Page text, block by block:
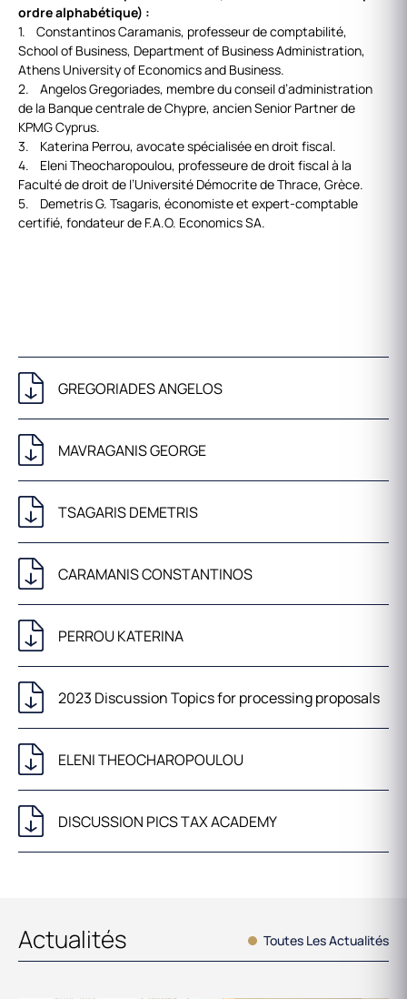
ordre alphabétique) :
1. Constantinos Caramanis, professeur de comptabilité,
School of Business, Department of Business Administration,
Athens University of Economics and Business.
2. Angelos Gregoriades, membre du conseil d’administration
de la Banque centrale de Chypre, ancien Senior Partner de
KPMG Cyprus.
3. Katerina Perrou, avocate spécialisée en droit fiscal.
4. Eleni Theocharopoulou, professeure de droit fiscal à la
Faculté de droit de l’Université Démocrite de Thrace, Grèce.
5. Demetris G. Tsagaris, économiste et expert-comptable
certifié, fondateur de F.A.O. Economics SA.
GREGORIADES ANGELOS
MAVRAGANIS GEORGE
TSAGARIS DEMETRIS
CARAMANIS CONSTANTINOS
PERROU KATERINA
2023 Discussion Topics for processing proposals
ELENI THEOCHAROPOULOU
DISCUSSION PICS TAX ACADEMY
Actualités Toutes Les Actualités